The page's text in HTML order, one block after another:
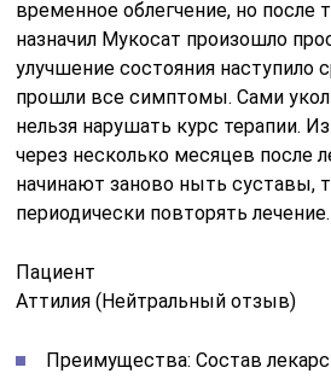
временное облегчение, но после
назначил Мукосат произошло
улучшение состояния наступило
прошли все симптомы. Сами
нельзя нарушать курс терапии.
через несколько месяцев после
начинают заново ныть суставы,
периодически повторять лечение.
Пациент
Аттилия (Нейтральный отзыв)
Преимущества: Состав